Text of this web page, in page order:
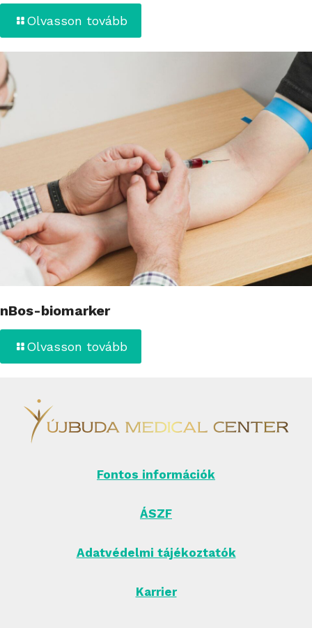
Olvasson tovább
nBos-biomarker
Olvasson tovább
Fontos információk
ÁSZF
Adatvédelmi tájékoztatók
Karrier